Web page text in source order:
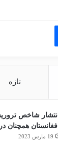
تازه
افغانستان همچنان
19 مارس 2023